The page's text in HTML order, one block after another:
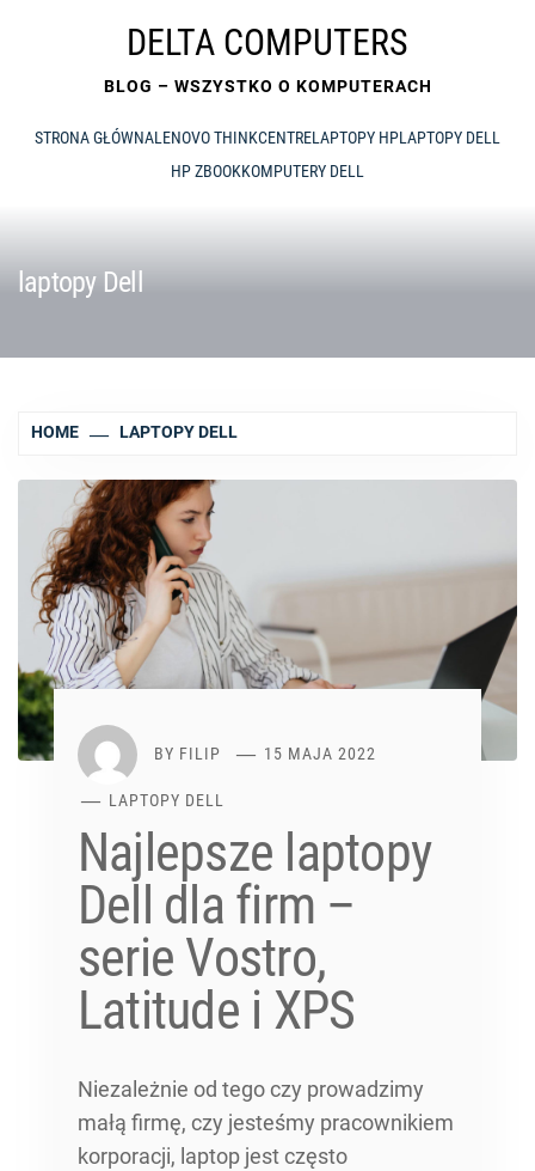
DELTA COMPUTERS
BLOG – WSZYSTKO O KOMPUTERACH
STRONA GŁÓWNALENOVO THINKCENTRELAPTOPY HPLAPTOPY DELL
HP ZBOOKKOMPUTERY DELL
laptopy Dell
HOME LAPTOPY DELL
BY FILIP 15 MAJA 2022
LAPTOPY DELL
Najlepsze laptopy
Dell dla firm –
serie Vostro,
Latitude i XPS
Niezależnie od tego czy prowadzimy
małą firmę, czy jesteśmy pracownikiem
korporacji, laptop jest często